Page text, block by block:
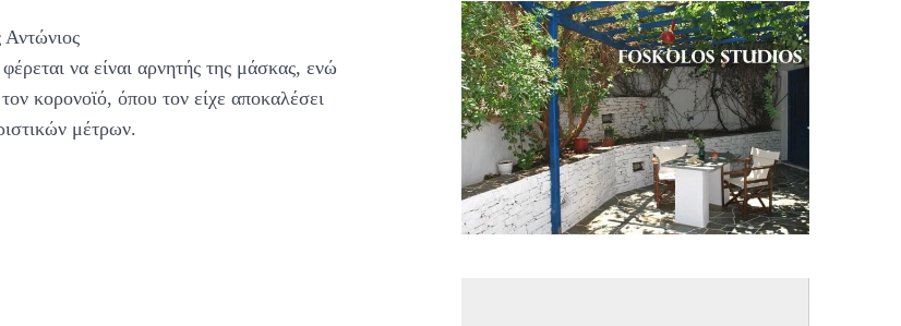
να είναι αρνητής της μάσκας, ενώ
κορονοϊό, όπου τον είχε αποκαλέσει
μέτρων.